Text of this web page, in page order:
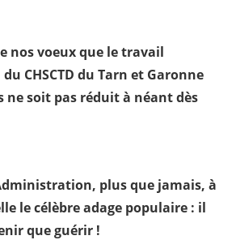
nos voeux que le travail
CHSCTD du Tarn et Garonne
ne soit pas réduit à néant dès
plus que jamais, à
le célèbre adage populaire : il
que guérir !